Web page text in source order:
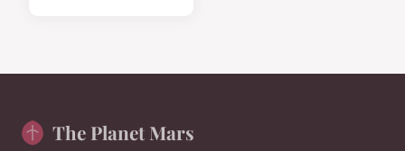
The Planet Mars